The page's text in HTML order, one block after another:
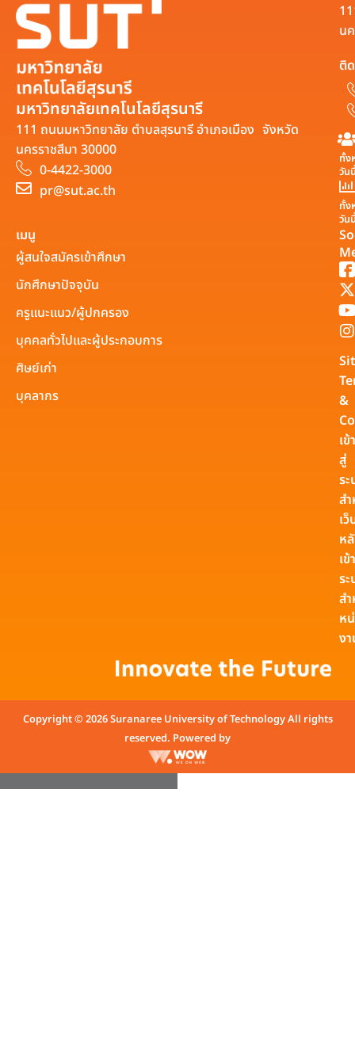
มหาวิทยาลัยเทคโนโลยีสุรนารี
111 ถนนมหาวิทยาลัย ตำบลสุรนารี อำเภอเมือง จังหวัด
นครราชสีมา 30000
0-4422-3000
pr@sut.ac.th
น
ติ
ทั้ง
วัน
ทั้ง
วัน
เมนู
ผู้สนใจสมัครเข้าศึกษา
นักศึกษาปัจจุบัน
ครูแนะแนว/ผู้ปกครอง
บุคคลทั่วไปและผู้ประกอบการ
ศิษย์เก่า
บุคลากร
&
เข้า
สู่
ร
ส
เ
ห
เข้
ร
ส
ห
ง
Copyright © 2026 Suranaree University of Technology All rights
reserved. Powered by